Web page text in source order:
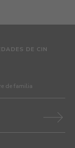
DE CIN